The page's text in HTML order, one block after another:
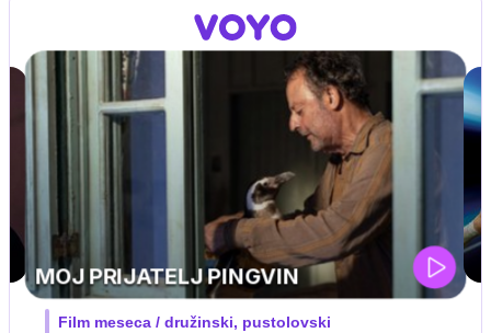
UEFA SUPERPOKAL
V živo na VOYO: sreda ob 20.30